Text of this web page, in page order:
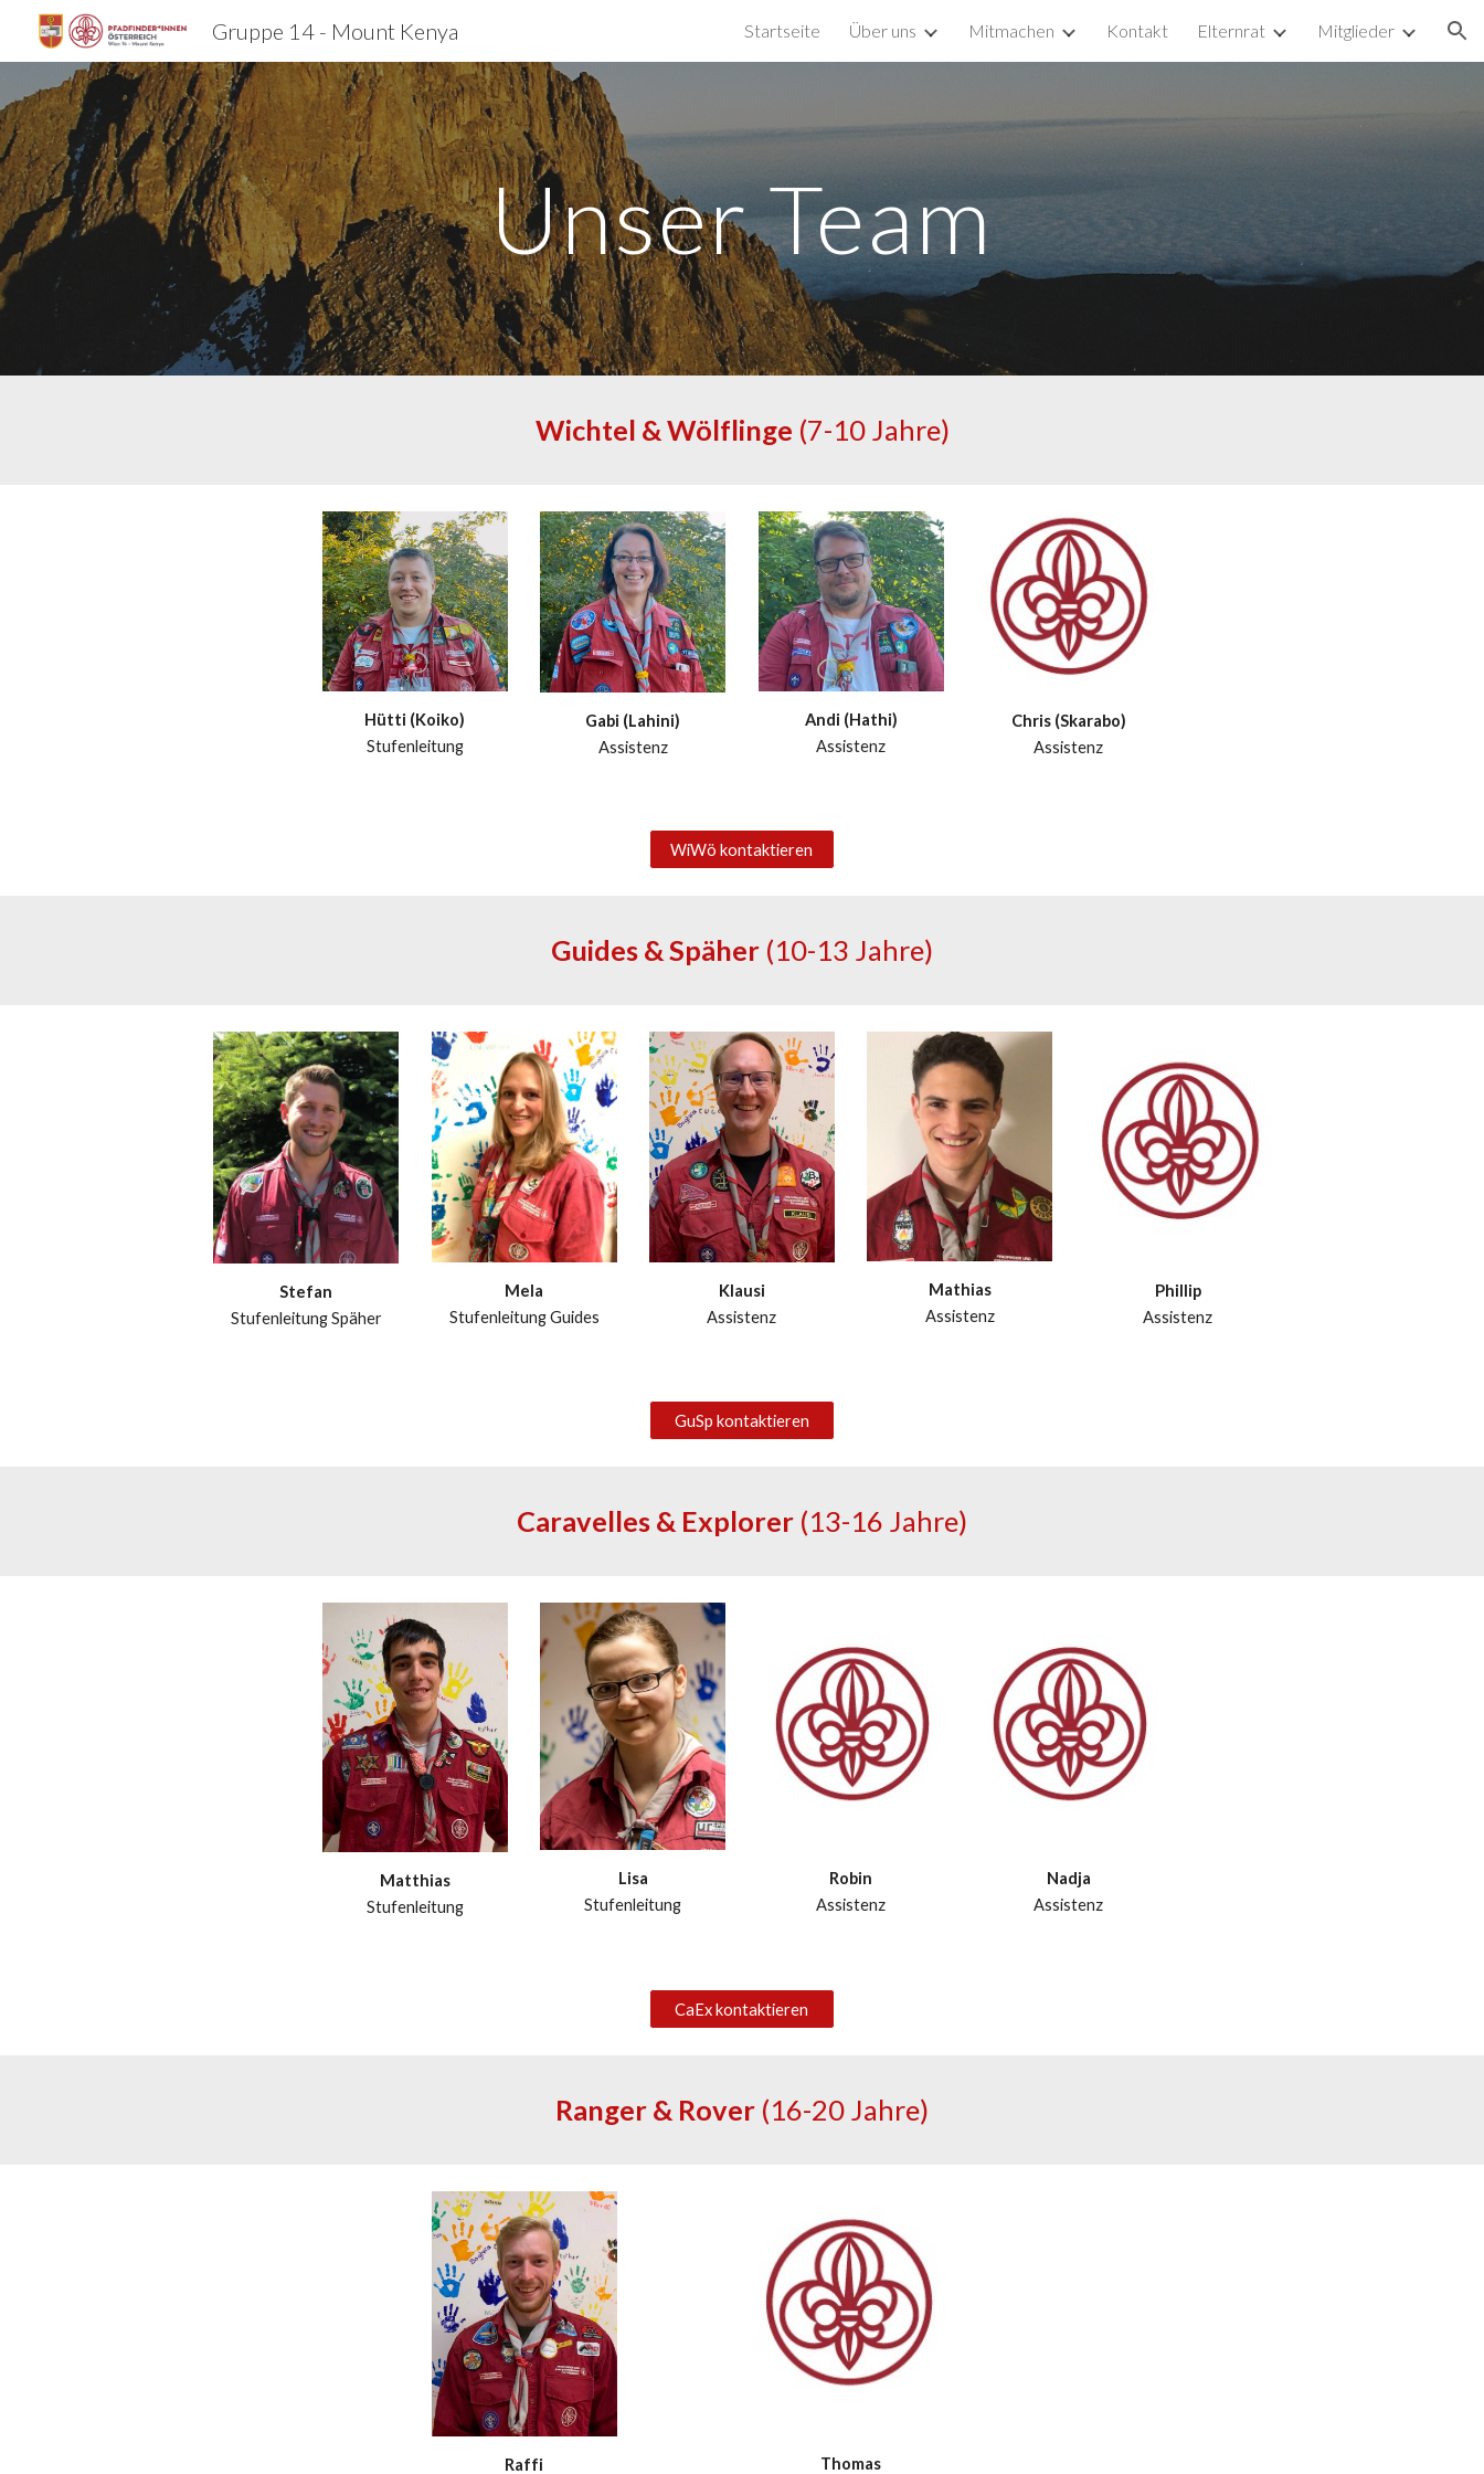
Skip to navigation
Gruppe 14 - Mount Kenya Startseite Über uns Mitmachen Kontakt Elternrat Mitglieder
Unser Team
Wichtel & Wölflinge (7-10 Jahre)
Hütti (Koiko)
Stufenleitung
Gabi (Lahini)
Assistenz
Andi (Hathi)
Assistenz
Chris (Skarabo)
Assistenz
WiWö kontaktieren
Guides & Späher (10-13 Jahre)
Stefan
Stufenleitung Späher
Mela
Stufenleitung Guides
Klausi
Assistenz
Mathias
Assistenz
Phillip
Assistenz
GuSp kontaktieren
Caravelles & Explorer (13-16 Jahre)
Matthias
Stufenleitung
Lisa
Stufenleitung
Robin
Assistenz
Nadja
Assistenz
CaEx kontaktieren
Ranger & Rover (16-20 Jahre)
Raffi Thomas